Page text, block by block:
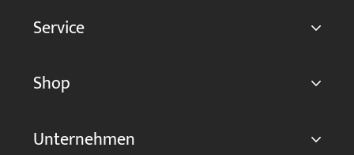
Service
Shop
Unternehmen